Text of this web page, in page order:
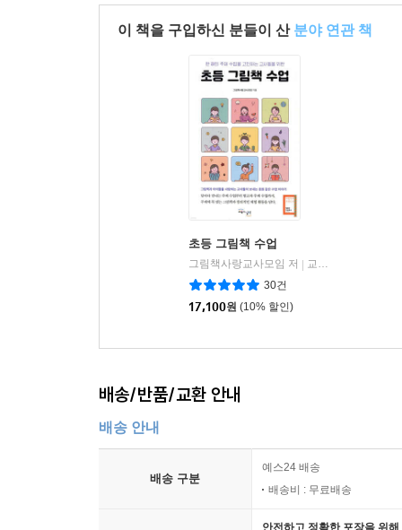
이 책을 구입하신 분들이 산 분야 연관 책
초등 그림책 수업
그림책사랑교사모임 저
교육과실천
30건
17,100원 (10% 할인)
배송/반품/교환 안내
배송 안내
배송 구분
예스24 배송
배송비 : 무료배송
안전하고 정확한 포장을 위